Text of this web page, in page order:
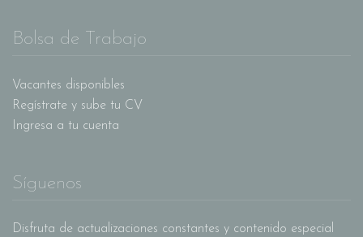
Bolsa de Trabajo
Vacantes disponibles
Regístrate y sube tu CV
Ingresa a tu cuenta
Síguenos
Disfruta de actualizaciones constantes y contenido especial